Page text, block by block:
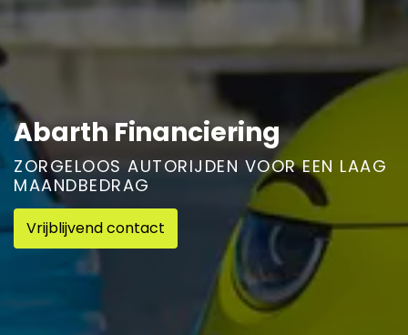
Abarth Financiering
ZORGELOOS AUTORIJDEN VOOR EEN LAAG
MAANDBEDRAG
Vrijblijvend contact